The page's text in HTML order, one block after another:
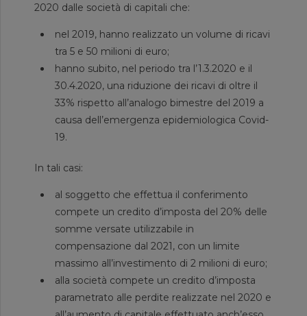
2020 dalle società di capitali che:
nel 2019, hanno realizzato un volume di ricavi
tra 5 e 50 milioni di euro;
hanno subito, nel periodo tra l’1.3.2020 e il
30.4.2020, una riduzione dei ricavi di oltre il
33% rispetto all’analogo bimestre del 2019 a
causa dell’emergenza epidemiologica Covid-
19.
In tali casi:
al soggetto che effettua il conferimento
compete un credito d’imposta del 20% delle
somme versate utilizzabile in
compensazione dal 2021, con un limite
massimo all’investimento di 2 milioni di euro;
alla società compete un credito d’imposta
parametrato alle perdite realizzate nel 2020 e